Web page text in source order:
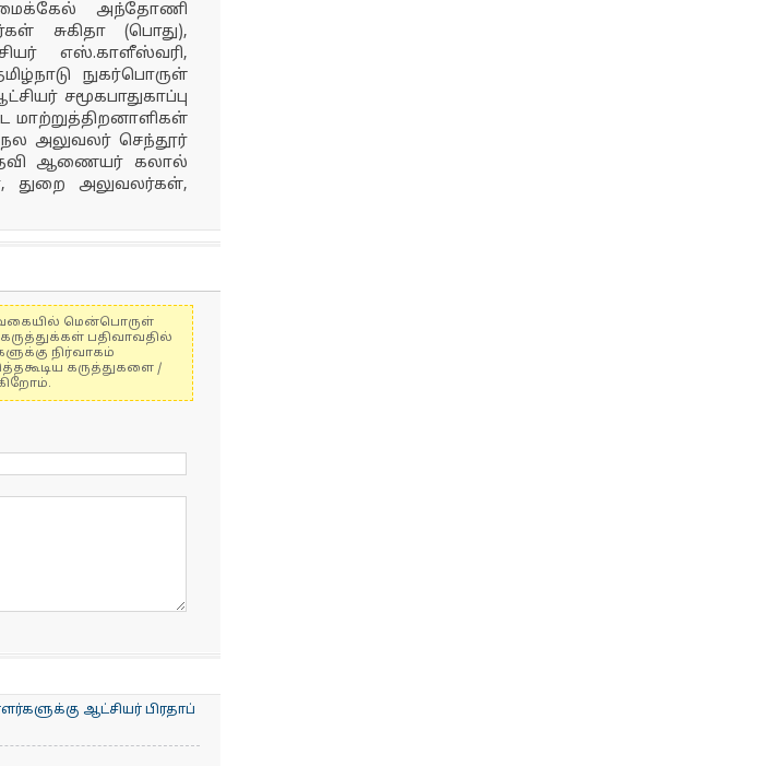
அந்தோணி
சுகிதா (பொது),
எஸ்.காளீஸ்வரி,
நுகர்பொருள்
சமூகபாதுகாப்பு
மாற்றுத்திறனாளிகள்
அலுவலர் செந்தூர்
ஆணையர் கலால்
துறை அலுவலர்கள்,
வகையில் மென்பொருள்
பதிவாவதில்
நிர்வாகம்
கருத்துகளை /
ஆட்சியர் பிரதாப்